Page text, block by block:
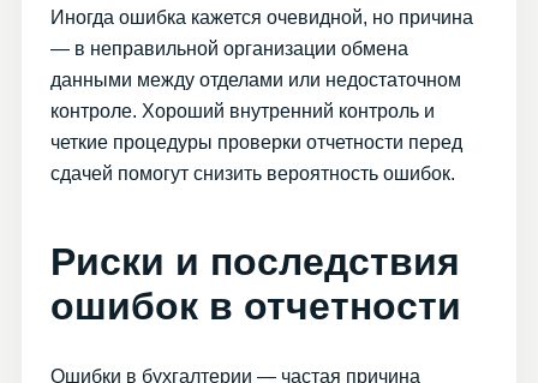
Иногда ошибка кажется очевидной, но причина
— в неправильной организации обмена
данными между отделами или недостаточном
контроле. Хороший внутренний контроль и
четкие процедуры проверки отчетности перед
сдачей помогут снизить вероятность ошибок.
Риски и последствия
ошибок в отчетности
Ошибки в бухгалтерии — частая причина